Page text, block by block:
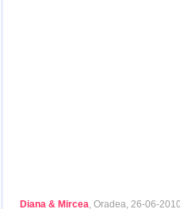
Diana & Mircea, Oradea, 26-06-2010